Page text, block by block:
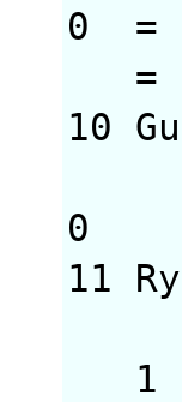
10
0
11
0